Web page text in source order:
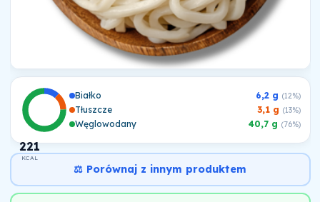
221
KCAL
Białko 6,2 g (12%)
Tłuszcze 3,1 g (13%)
Węglowodany 40,7 g (76%)
⚖️ Porównaj z innym produktem